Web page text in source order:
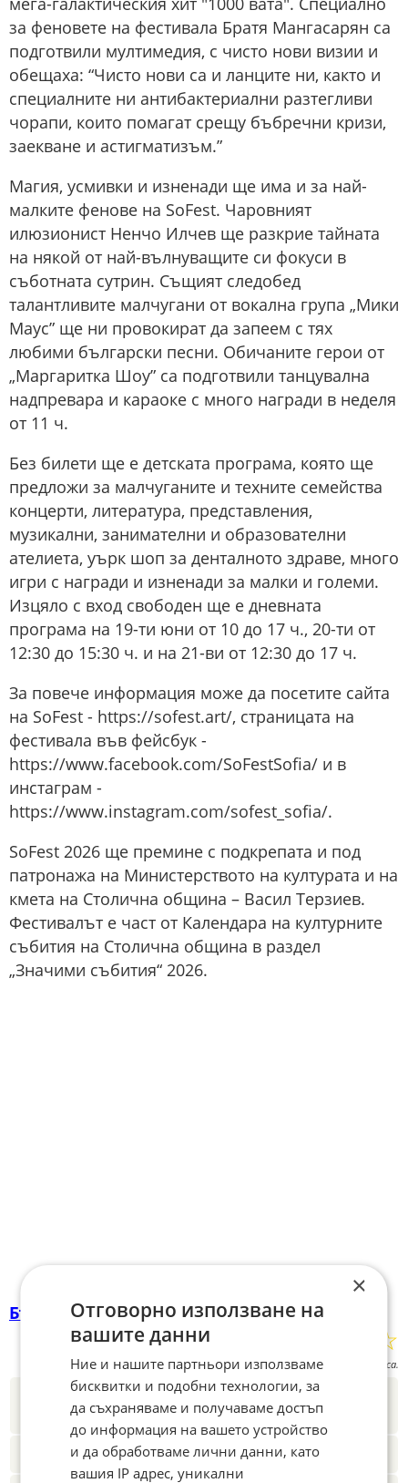
за феновете на фестивала Братя Мангасарян са
подготвили мултимедия, с чисто нови визии и
обещаха: “Чисто нови са и ланците ни, както и
специалните ни антибактериални разтегливи
чорапи, които помагат срещу бъбречни кризи,
заекване и астигматизъм.”
Магия, усмивки и изненади ще има и за най-
малките фенове на SoFest. Чаровният
илюзионист Ненчо Илчев ще разкрие тайната
на някой от най-вълнуващите си фокуси в
съботната сутрин. Същият следобед
талантливите малчугани от вокална група „Мики
Маус” ще ни провокират да запеем с тях
любими български песни. Обичаните герои от
„Маргаритка Шоу” са подготвили танцувална
надпревара и караоке с много награди в неделя
от 11 ч.
Без билети ще е детската програма, която ще
предложи за малчуганите и техните семейства
концерти, литература, представления,
музикални, занимателни и образователни
ателиета, уърк шоп за денталното здраве, много
игри с награди и изненади за малки и големи.
Изцяло с вход свободен ще е дневната
програма на 19-ти юни от 10 до 17 ч., 20-ти от
12:30 до 15:30 ч. и на 21-ви от 12:30 до 17 ч.
За повече информация може да посетите сайта
на SoFest - https://sofest.art/, страницата на
фестивала във фейсбук -
https://www.facebook.com/SoFestSofia/ и в
инстаграм -
https://www.instagram.com/sofest_sofia/.
SoFest 2026 ще премине с подкрепата и под
патронажа на Министерството на културата и на
кмета на Столична община – Васил Терзиев.
Фестивалът е част от Календара на културните
събития на Столична община в раздел
„Значими събития“ 2026.
България
Поставете оценка: ☆
Оценка гласа.
Новините на Fakti.bg – въвFacebook ,
Instagram,YouTube, канал Viber, X
Четете ни и в Google News Showcase
×
Отговорно използване на
вашите данни
Ние и нашите партньори използваме
бисквитки и подобни технологии, за
да съхраняваме и получаваме достъп
до информация на вашето устройство
и да обработваме лични данни, като
вашия IP адрес, уникални